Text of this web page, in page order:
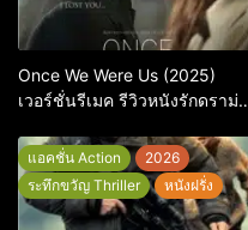
Once We Were Us (2025)
เวอร์ชั่นรีเมค รีวิวหนังรักดราม่า
แอคชั่น Action
2026
ระทึกขวัญ Thriller
หนังฝรั่ง